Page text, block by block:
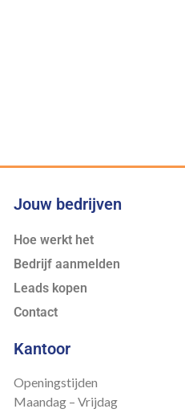
Jouw bedrijven
Hoe werkt het
Bedrijf aanmelden
Leads kopen
Contact
Kantoor
Openingstijden
Maandag – Vrijdag